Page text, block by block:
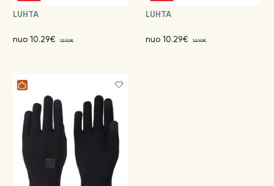
LUHTA
nuo 10.29€ 12.10€
LUHTA
nuo 10.29€ 12.10€